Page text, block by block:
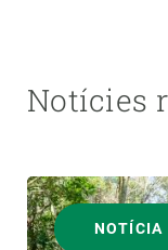
Notícies
NOTÍCIA